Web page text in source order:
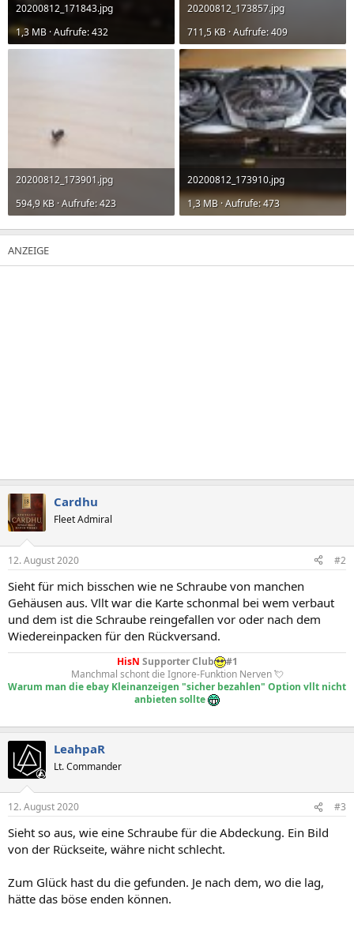
20200812_171843.jpg
1,3 MB · Aufrufe: 432
20200812_173857.jpg
711,5 KB · Aufrufe: 409
20200812_173901.jpg
594,9 KB · Aufrufe: 423
20200812_173910.jpg
1,3 MB · Aufrufe: 473
Cardhu
Fleet Admiral
12. August 2020 #2
Sieht für mich bisschen wie ne Schraube von manchen
Gehäusen aus. Vllt war die Karte schonmal bei wem verbaut
und dem ist die Schraube reingefallen vor oder nach dem
Wiedereinpacken für den Rückversand.
HisN Supporter Club
#1
Manchmal schont die Ignore-Funktion Nerven 💘
Warum man die ebay Kleinanzeigen "sicher bezahlen" Option vllt nicht
anbieten sollte
LeahpaR
Lt. Commander
12. August 2020 #3
Sieht so aus, wie eine Schraube für die Abdeckung. Ein Bild
von der Rückseite, währe nicht schlecht.
Zum Glück hast du die gefunden. Je nach dem, wo die lag,
hätte das böse enden können.